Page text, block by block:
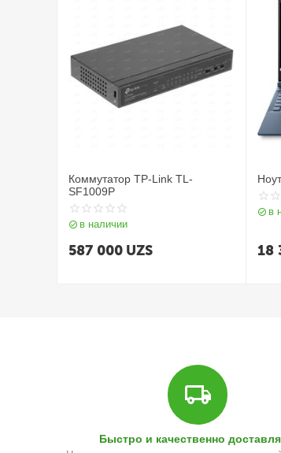
Коммутатор TP-Link TL-
SF1009P
в наличии
587 000 UZS
в
18
Быстро и качественно